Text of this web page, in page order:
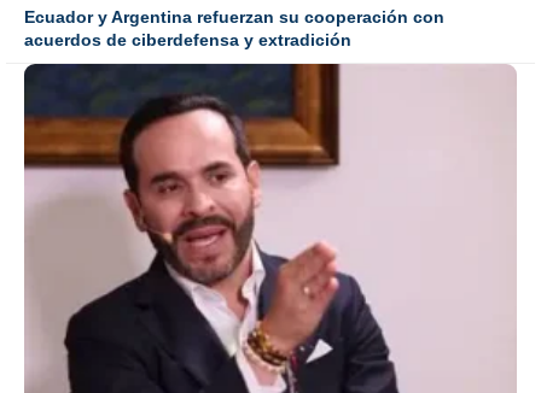
Ecuador y Argentina refuerzan su cooperación con
acuerdos de ciberdefensa y extradición